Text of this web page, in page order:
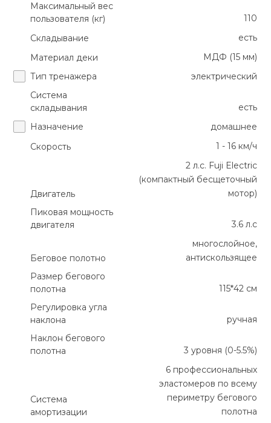
Максимальный вес
пользователя (кг)
110
Складывание
есть
Материал деки
МДФ (15 мм)
Тип тренажера
электрический
Система
складывания
есть
Назначение
домашнее
Скорость
1 - 16 км/ч
Двигатель
2 л.с. Fuji Electric
(компактный бесщеточный
мотор)
Пиковая мощность
двигателя
3.6 л.с
Беговое полотно
многослойное,
антискользящее
Размер бегового
полотна
115*42 см
Регулировка угла
наклона
ручная
Наклон бегового
полотна
3 уровня (0-5.5%)
Система
амортизации
6 профессиональных
эластомеров по всему
периметру бегового
полотна